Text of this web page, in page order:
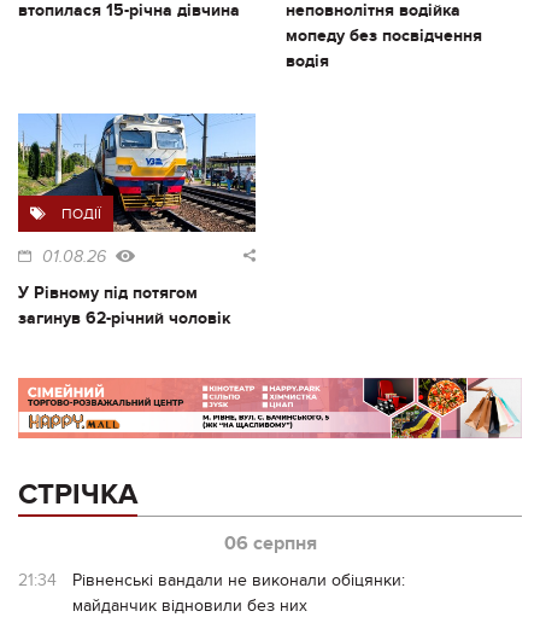
втопилася 15-річна дівчина
неповнолітня водійка
мопеду без посвідчення
водія
ПОДІЇ
01.08.26
У Рівному під потягом
загинув 62-річний чоловік
СТРІЧКА
06 серпня
21:34
Рівненські вандали не виконали обіцянки:
майданчик відновили без них